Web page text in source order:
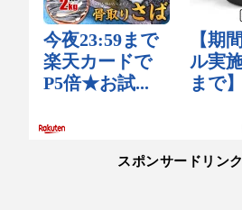
スポンサードリンク